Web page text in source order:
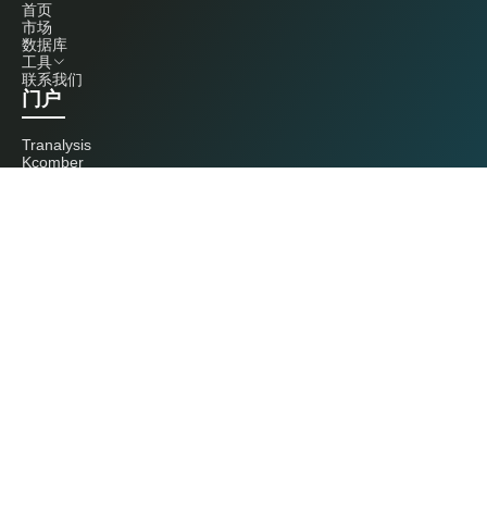
首页
市场
数据库
工具
联系我们
门户
Tranalysis
Kcomber